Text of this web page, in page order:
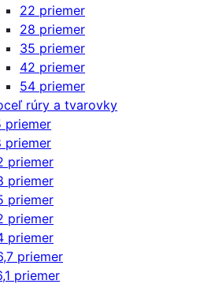
22 priemer
28 priemer
35 priemer
42 priemer
54 priemer
rúry a tvarovky
priemer
priemer
priemer
priemer
priemer
priemer
priemer
priemer
priemer